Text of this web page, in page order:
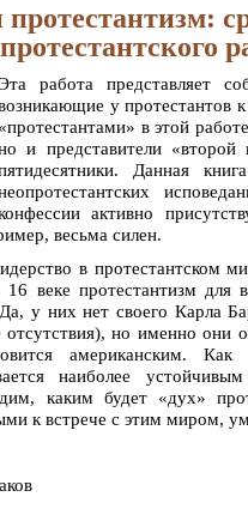
работа представляет
у протестантов
«протестантами» в этой
и представители
Данная
активно
весьма силен.
в протестантском
16 веке протестантизм
Да, у них нет своего Карла
отсутствия), но именно они
американским.
наиболее
каким будет «дух»
к встрече с этим миром,